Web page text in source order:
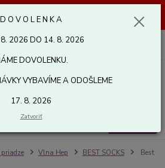
17. 8. 2026. Ďakujeme.
priadze Vlna Hep BEST SOCKS
Best
D O V O L E N K A
2026 DO 14. 8. 2026
DOVOLENKU.
VYBAVÍME A ODOŠLEME
17. 8. 2026
Zatvoriť